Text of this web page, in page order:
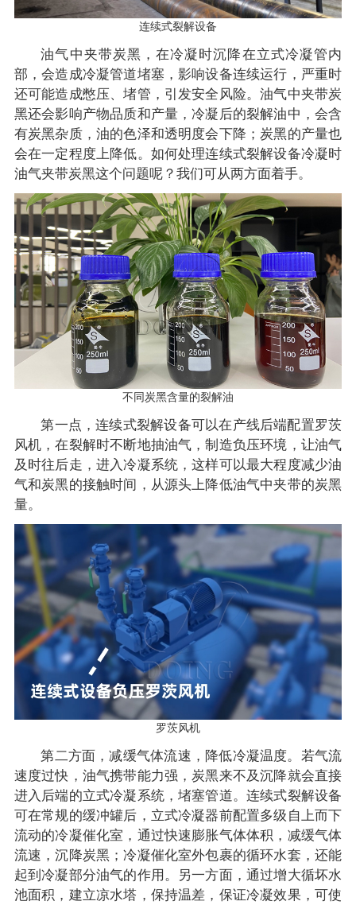
连续式裂解设备
油气中夹带炭黑，在冷凝时沉降在立式冷凝管内
部，会造成冷凝管道堵塞，影响设备连续运行，严重时
还可能造成憋压、堵管，引发安全风险。油气中夹带炭
黑还会影响产物品质和产量，冷凝后的裂解油中，会含
有炭黑杂质，油的色泽和透明度会下降；炭黑的产量也
会在一定程度上降低。如何处理连续式裂解设备冷凝时
油气夹带炭黑这个问题呢？我们可从两方面着手。
不同炭黑含量的裂解油
第一点，连续式裂解设备可以在产线后端配置罗茨
风机，在裂解时不断地抽油气，制造负压环境，让油气
及时往后走，进入冷凝系统，这样可以最大程度减少油
气和炭黑的接触时间，从源头上降低油气中夹带的炭黑
量。
罗茨风机
第二方面，减缓气体流速，降低冷凝温度。若气流
速度过快，油气携带能力强，炭黑来不及沉降就会直接
进入后端的立式冷凝系统，堵塞管道。连续式裂解设备
可在常规的缓冲罐后，立式冷凝器前配置多级自上而下
流动的冷凝催化室，通过快速膨胀气体体积，减缓气体
流速，沉降炭黑；冷凝催化室外包裹的循环水套，还能
起到冷凝部分油气的作用。另一方面，通过增大循坏水
池面积，建立凉水塔，保持温差，保证冷凝效果，可使